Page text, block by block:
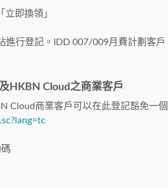
即換領」
進行登記。IDD 007/009月費計劃客
HKBN Cloud之商業客戶
Cloud商業客戶可以在此登記豁免一個